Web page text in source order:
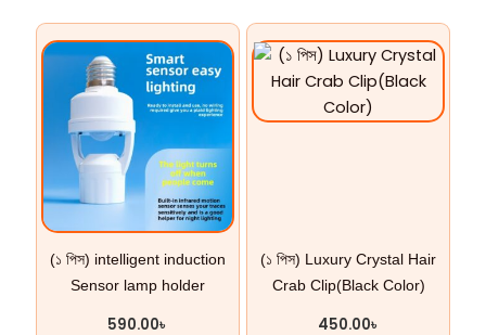
(১ পিস) intelligent induction
Sensor lamp holder
590.00৳
(১ পিস) Luxury Crystal Hair
Crab Clip(Black Color)
450.00৳